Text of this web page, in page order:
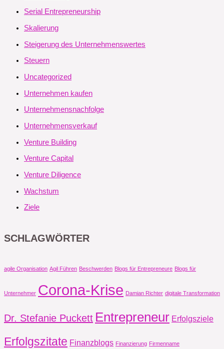
Serial Entrepreneurship
Skalierung
Steigerung des Unternehmenswertes
Steuern
Uncategorized
Unternehmen kaufen
Unternehmensnachfolge
Unternehmensverkauf
Venture Building
Venture Capital
Venture Diligence
Wachstum
Ziele
SCHLAGWÖRTER
agile Organisation Agil Führen Beschwerden Blogs für Entrepreneure Blogs für
Unternehmer Corona-Krise Damian Richter digitale Transformation
Dr. Stefanie Puckett Entrepreneur Erfolgsziele
Erfolgszitate Finanzblogs Finanzierung Firmenname